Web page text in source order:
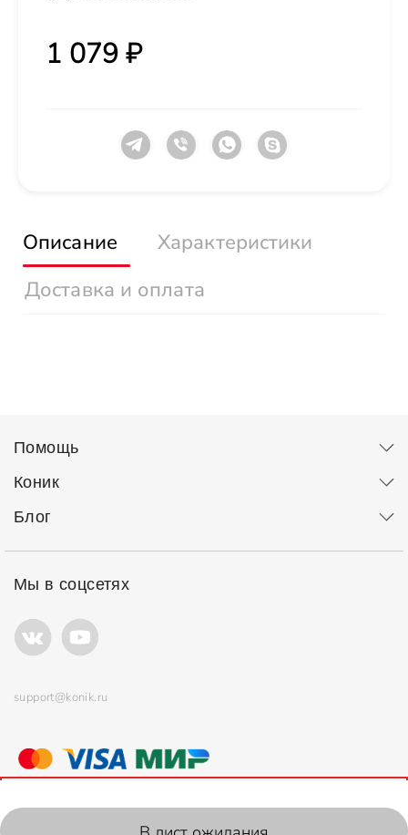
1 079 ₽
Описание
Характеристики
Доставка и оплата
Помощь
Коник
Блог
Мы в соцсетях
support@konik.ru